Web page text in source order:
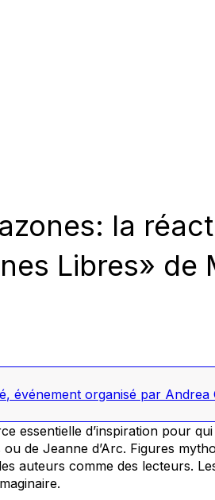
la
Libres» de
, événement organisé par
essentielle d’inspiration pour
ou de Jeanne d’Arc. Figures
auteurs comme des lecteurs.